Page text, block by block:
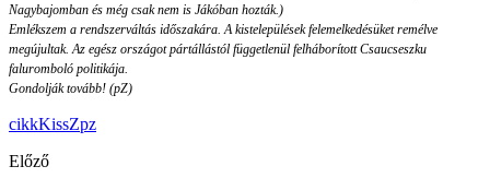
Nagybajomban és még csak nem is Jákóban hozták.)
Emlékszem a rendszerváltás időszakára. A kistelepülések felemelkedésüket remélve
megújultak. Az egész országot pártállástól függetlenül felháborított Csaucseszku
faluromboló politikája.
Gondolják tovább! (pZ)
cikkKissZpz
Előző